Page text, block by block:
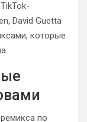
David Guetta
которые
по